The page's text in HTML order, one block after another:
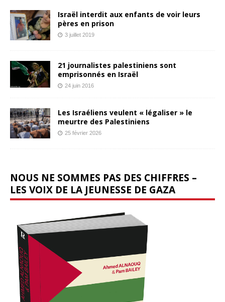
Israël interdit aux enfants de voir leurs
pères en prison
3 juillet 2019
21 journalistes palestiniens sont
emprisonnés en Israël
24 juin 2016
Les Israéliens veulent « légaliser » le
meurtre des Palestiniens
25 février 2026
NOUS NE SOMMES PAS DES CHIFFRES –
LES VOIX DE LA JEUNESSE DE GAZA